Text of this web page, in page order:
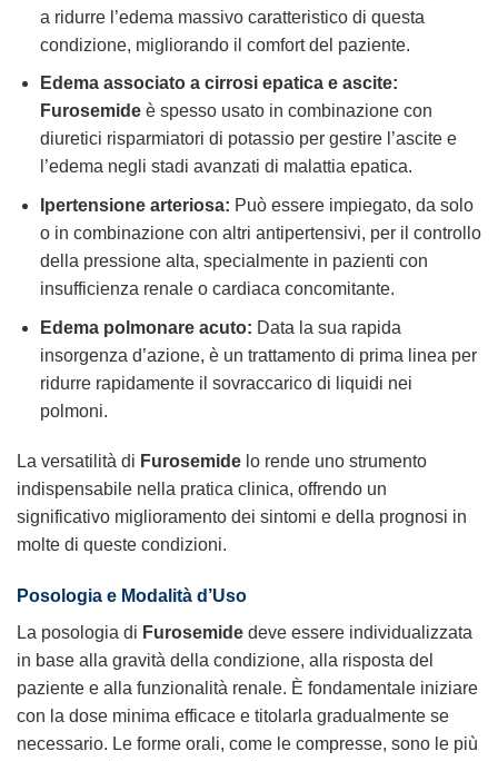
a ridurre l’edema massivo caratteristico di questa
condizione, migliorando il comfort del paziente.
Edema associato a cirrosi epatica e ascite:
Furosemideè spesso usato in combinazione con
diuretici risparmiatori di potassio per gestire l’ascite e
l’edema negli stadi avanzati di malattia epatica.
Ipertensione arteriosa: Può essere impiegato, da solo
o in combinazione con altri antipertensivi, per il controllo
della pressione alta, specialmente in pazienti con
insufficienza renale o cardiaca concomitante.
Edema polmonare acuto: Data la sua rapida
insorgenza d’azione, è un trattamento di prima linea per
ridurre rapidamente il sovraccarico di liquidi nei
polmoni.
La versatilità di Furosemide lo rende uno strumento
indispensabile nella pratica clinica, offrendo un
significativo miglioramento dei sintomi e della prognosi in
molte di queste condizioni.
Posologia e Modalità d’Uso
La posologia di Furosemide deve essere individualizzata
in base alla gravità della condizione, alla risposta del
paziente e alla funzionalità renale. È fondamentale iniziare
con la dose minima efficace e titolarla gradualmente se
necessario. Le forme orali, come le compresse, sono le più